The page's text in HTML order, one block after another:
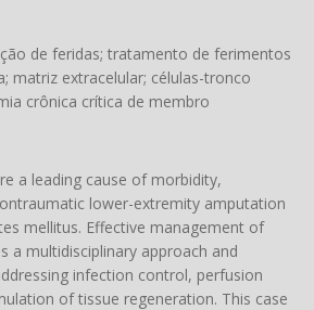
de feridas; tratamento de ferimentos
matriz extracelular; células-tronco
crônica crítica de membro
a leading cause of morbidity,
lower-extremity amputation
mellitus. Effective management of
a multidisciplinary approach and
infection control, perfusion
of tissue regeneration. This case